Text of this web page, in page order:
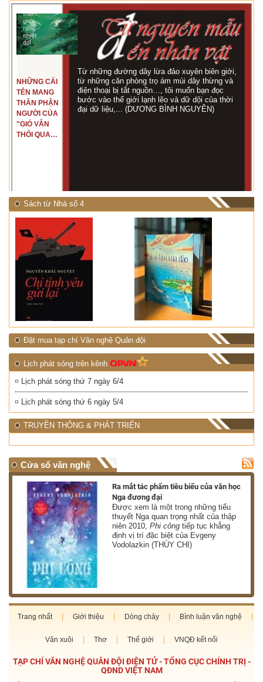
NHỮNG CÁI
TÊN MANG
THÂN PHẬN
NGƯỜI CỦA
"GIÓ VẪN
THỔI QUA
Từ những đường dây lừa đảo xuyên biên giới,
từ những căn phòng trọ ám mùi dây thừng và
điện thoại bị tắt nguồn…, tôi muốn bạn đọc
bước vào thế giới lạnh lẽo và dữ dội của thời
đại dữ liệu,... (DƯƠNG BÌNH NGUYÊN)
Sách từ Nhà số 4
Đặt mua tạp chí Văn nghệ Quân đội
Lịch phát sóng trên kênh
Lịch phát sóng thứ 7 ngày 6/4
Lịch phát sóng thứ 6 ngày 5/4
TRUYỀN THÔNG & PHÁT TRIỂN
Cửa sổ văn nghệ
Ra mắt tác phẩm tiêu biểu của văn học
Nga đương đại
Được xem là một trong những tiểu
thuyết Nga quan trọng nhất của thập
niên 2010,Phi công tiếp tục khẳng
định vị trí đặc biệt của Evgeny
Vodolazkin (THÙY CHI)
Trang nhất Giới thiệu Dòng chảy Bình luận văn nghệ
Văn xuôi Thơ Thế giới VNQĐ kết nối
TẠP CHÍ VĂN NGHỆ QUÂN ĐỘI ĐIỆN TỬ - TỔNG CỤC CHÍNH TRỊ -
QĐND VIỆT NAM